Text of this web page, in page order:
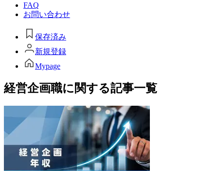
FAQ
お問い合わせ
保存済み
新規登録
Mypage
経営企画職に関する記事一覧